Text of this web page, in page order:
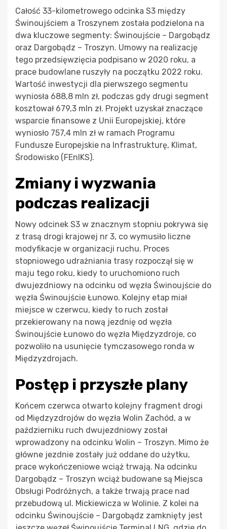
Całość 33-kilometrowego odcinka S3 między
Świnoujściem a Troszynem została podzielona na
dwa kluczowe segmenty: Świnoujście – Dargobądz
oraz Dargobądz – Troszyn. Umowy na realizację
tego przedsięwzięcia podpisano w 2020 roku, a
prace budowlane ruszyły na początku 2022 roku.
Wartość inwestycji dla pierwszego segmentu
wyniosła 688,8 mln zł, podczas gdy drugi segment
kosztował 679,3 mln zł. Projekt uzyskał znaczące
wsparcie finansowe z Unii Europejskiej, które
wyniosło 757,4 mln zł w ramach Programu
Fundusze Europejskie na Infrastrukturę, Klimat,
Środowisko (FEnIKS).
Zmiany i wyzwania
podczas realizacji
Nowy odcinek S3 w znacznym stopniu pokrywa się
z trasą drogi krajowej nr 3, co wymusiło liczne
modyfikacje w organizacji ruchu. Proces
stopniowego udrażniania trasy rozpoczął się w
maju tego roku, kiedy to uruchomiono ruch
dwujezdniowy na odcinku od węzła Świnoujście do
węzła Świnoujście Łunowo. Kolejny etap miał
miejsce w czerwcu, kiedy to ruch został
przekierowany na nową jezdnię od węzła
Świnoujście Łunowo do węzła Międzyzdroje, co
pozwoliło na usunięcie tymczasowego ronda w
Międzyzdrojach.
Postęp i przyszłe plany
Końcem czerwca otwarto kolejny fragment drogi
od Międzyzdrojów do węzła Wolin Zachód, a w
październiku ruch dwujezdniowy został
wprowadzony na odcinku Wolin – Troszyn. Mimo że
główne jezdnie zostały już oddane do użytku,
prace wykończeniowe wciąż trwają. Na odcinku
Dargobądz – Troszyn wciąż budowane są Miejsca
Obsługi Podróżnych, a także trwają prace nad
przebudową ul. Mickiewicza w Wolinie. Z kolei na
odcinku Świnoujście – Dargobądz zamknięty jest